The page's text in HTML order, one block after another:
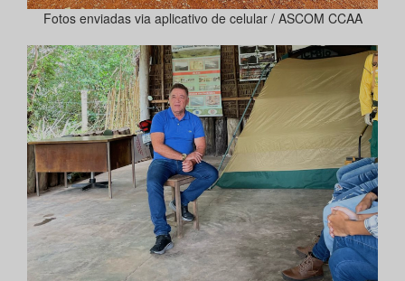
Fotos enviadas via aplicativo de celular / ASCOM CCAA